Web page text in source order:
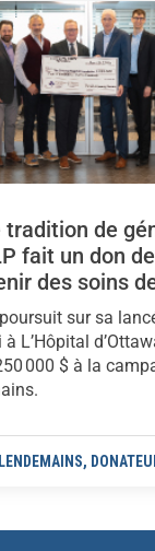
tradition de
fait un don
des soins
sur sa
à L’Hôpital
000 $ à la
,